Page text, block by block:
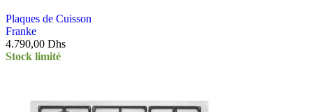
Plaques de Cuisson
Franke
4.790,00 Dhs
Stock limité